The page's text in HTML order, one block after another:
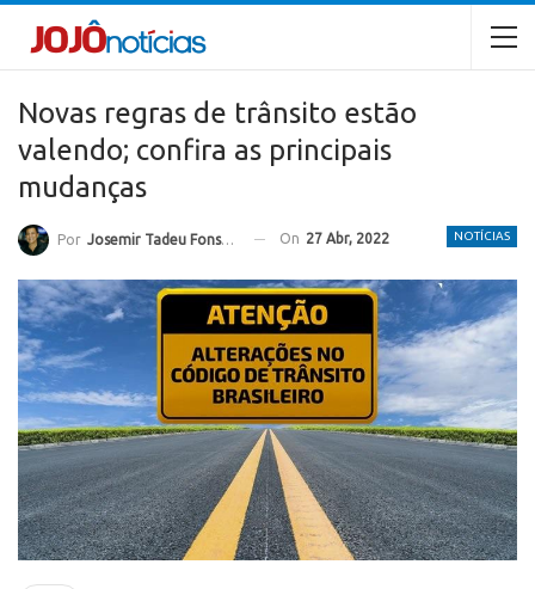
Novas regras de trânsito estão
valendo; confira as principais
mudanças
NOTÍCIAS
Por Josemir Tadeu Fonseca On 27 Abr, 2022